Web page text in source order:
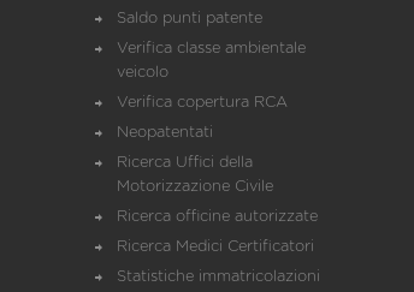
Saldo punti patente
Verifica classe ambientale
veicolo
Verifica copertura RCA
Neopatentati
Ricerca Uffici della
Motorizzazione Civile
Ricerca officine autorizzate
Ricerca Medici Certificatori
Statistiche immatricolazioni